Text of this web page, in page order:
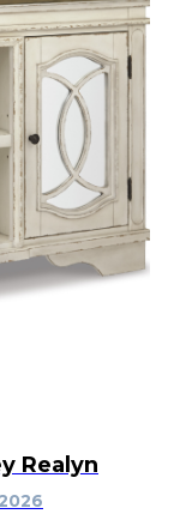
Realyn